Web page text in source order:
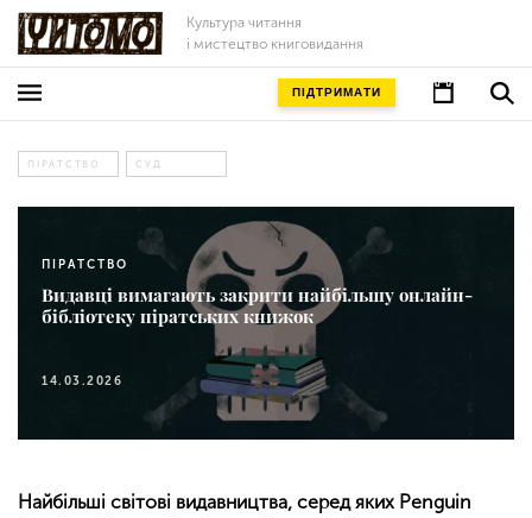
Культура читання
і мистецтво книговидання
ПІДТРИМАТИ
ПІРАТСТВО СУД
ПІРАТСТВО
Видавці вимагають закрити найбільшу онлайн-
бібліотеку піратських книжок
14.03.2026
Найбільші світові видавництва, серед яких Penguin